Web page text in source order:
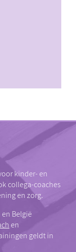
kinder- en
collega-coaches
en zorg.
België
en
geldt in